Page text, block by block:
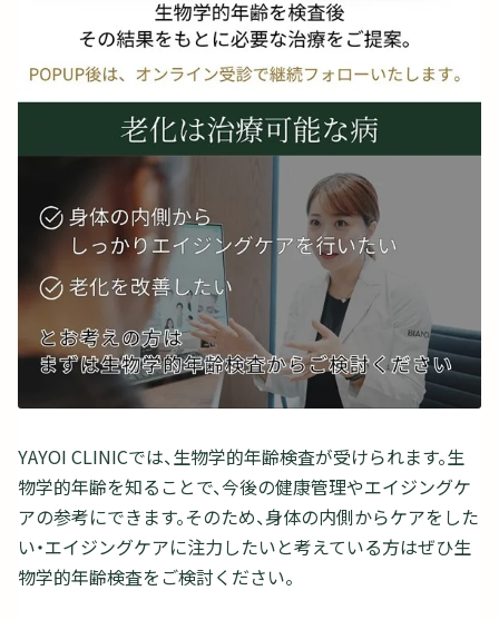
YAYOI CLINICでは、生物学的年齢検査が受けられます。生
物学的年齢を知ることで、今後の健康管理やエイジングケ
アの参考にできます。そのため、身体の内側からケアをした
い・エイジングケアに注力したいと考えている方はぜひ生
物学的年齢検査をご検討ください。